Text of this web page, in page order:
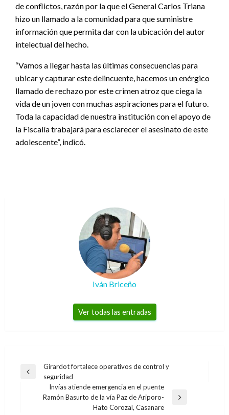
de conflictos, razón por la que el General Carlos Triana
hizo un llamado a la comunidad para que suministre
información que permita dar con la ubicación del autor
intelectual del hecho.
“Vamos a llegar hasta las últimas consecuencias para
ubicar y capturar este delincuente, hacemos un enérgico
llamado de rechazo por este crimen atroz que ciega la
vida de un joven con muchas aspiraciones para el futuro.
Toda la capacidad de nuestra institución con el apoyo de
la Fiscalía trabajará para esclarecer el asesinato de este
adolescente”, indicó.
Iván Briceño
Ver todas las entradas
Navegación
entradas
Entrada
Girardot fortalece operativos de control y
seguridad
Entrada
Invías atiende emergencia en el puente
Ramón Basurto de la vía Paz de Ariporo-
Hato Corozal, Casanare